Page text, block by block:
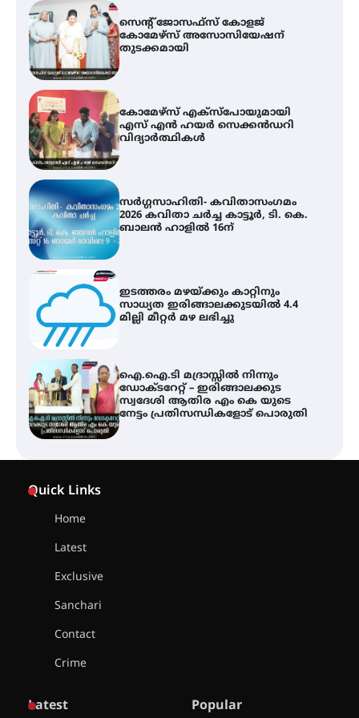
കോമേഴ്സ് എക്സ്പോയുമായി
എസ് എൻ ഹയർ സെക്കൻഡറി
വിദ്യാർത്ഥികൾ
സർഗ്ഗസാഹിതി- കവിതാസംഗമം
2026 കവിതാ ചർച്ച കാട്ടൂർ, ടി. കെ.
ബാലൻ ഹാളിൽ 16ന്
ഇടത്തരം മഴയ്ക്കും കാറ്റിനും
സാധ്യത ഇരിങ്ങാലക്കുടയിൽ 4.4
മില്ലി മീറ്റർ മഴ ലഭിച്ചു
ഐ.ഐ.ടി മദ്രാസ്സിൽ നിന്നും
ഡോക്ടറേറ്റ് – ഇരിങ്ങാലക്കുട
സ്വദേശി ആതിര എം കെ യുടെ
നേട്ടം പ്രതിസന്ധികളോട് പൊരുതി
ട്യുണീഷ്യൻ ചിത്രം ” ദി വോയിസ്
ഓഫ് ഹിന്ദ് റജബ് ” ഇരിങ്ങാലക്കുട
ഫിലിം സൊസൈറ്റി ആഗസ്റ്റ് 7
വെള്ളിയാഴ്ച സ്‌ക്രീൻ ചെയ്യുന്നു
Quick Links
Home
Latest
Exclusive
Sanchari
Contact
Crime
Latest Popular